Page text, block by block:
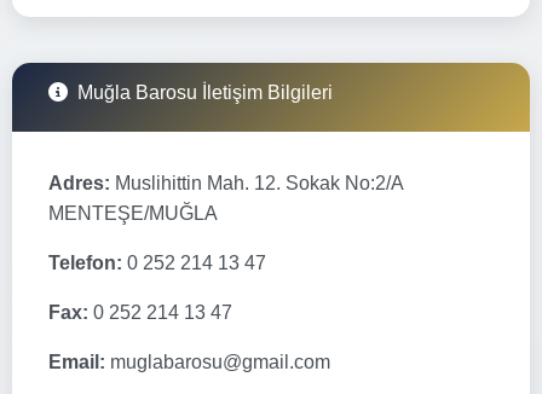
Muğla Barosu İletişim Bilgileri
Adres: Muslihittin Mah. 12. Sokak No:2/A
MENTEŞE/MUĞLA
Telefon: 0 252 214 13 47
Fax: 0 252 214 13 47
Email: muglabarosu@gmail.com